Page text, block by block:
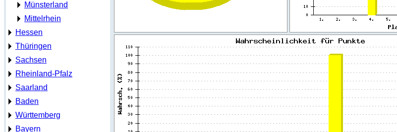
Münsterland
Mittelrhein
Hessen
Thüringen
Sachsen
Rheinland-Pfalz
Saarland
Baden
Württemberg
Bayern